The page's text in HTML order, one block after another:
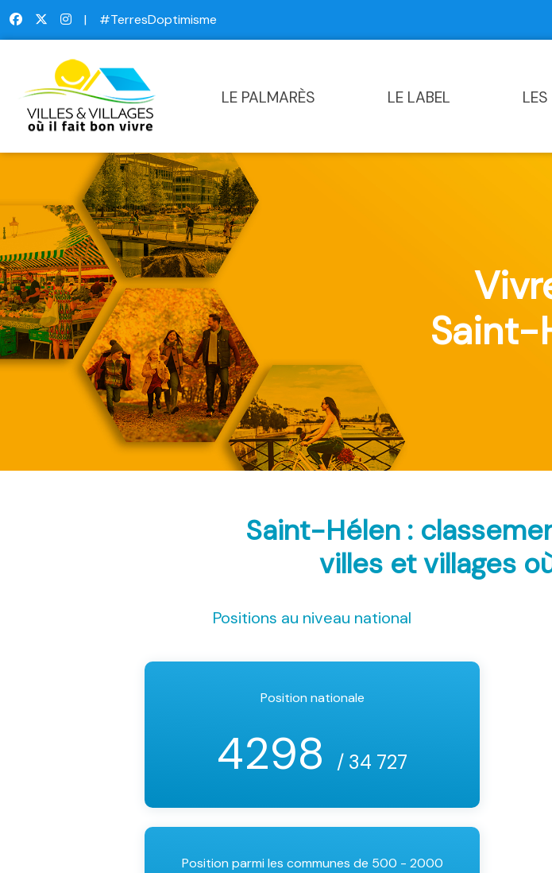
| #TerresDoptimisme
LE PALMARÈS LE LABEL
Saint-
Saint-Hélen :
villes et villages
Positions au niveau national
Position nationale
4298 / 34 727
Position parmi les communes de 500 - 2000